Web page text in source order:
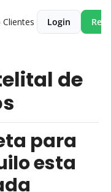
de Cultivos
Clientes Login
de
para
esta